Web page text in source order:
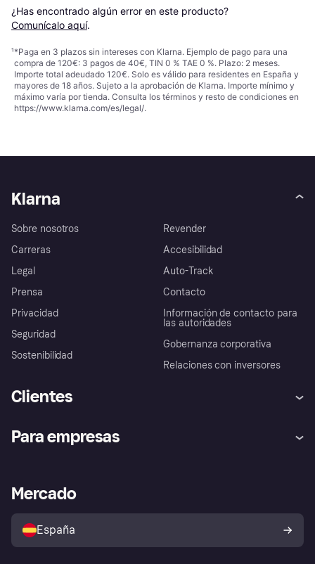
¿Has encontrado algún error en este producto?
Comunícalo aquí.
¹*Paga en 3 plazos sin intereses con Klarna. Ejemplo de pago para una
compra de 120€: 3 pagos de 40€, TIN 0 % TAE 0 %. Plazo: 2 meses.
Importe total adeudado 120€. Solo es válido para residentes en España y
mayores de 18 años. Sujeto a la aprobación de Klarna. Importe mínimo y
máximo varía por tienda. Consulta los términos y resto de condiciones en
https://www.klarna.com/es/legal/.
Klarna
Sobre nosotros
Carreras
Legal
Prensa
Privacidad
Seguridad
Sostenibilidad
Revender
Accesibilidad
Auto-Track
Contacto
Información de contacto para
las autoridades
Gobernanza corporativa
Relaciones con inversores
Clientes
Inicio de sesión
Directorio de tiendas
Política de protección al
comprador de Klarna
Reclamaciones
Para empresas
Acceso empresas
Mercado
España